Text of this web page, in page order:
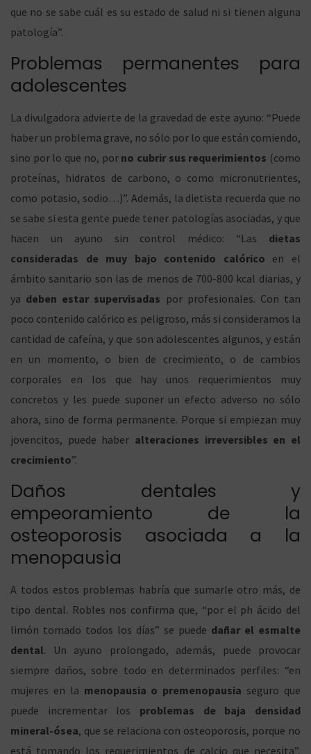
c
n
d
o
que no se sabe cuál es su estado de salud ni si tienen alguna
patología”.
Problemas permanentes para
adolescentes
La divulgadora advierte de la gravedad de este ayuno: “Puede
haber un problema grave, no sólo por lo que están comiendo,
sino por lo que no, por no cubrir sus requerimientos (como
proteínas, hidratos de carbono, o como micronutrientes,
como potasio, sodio…)”. Además, la dietista recuerda que no
se sabe si esta gente puede tener patologías asociadas, y que
hacen un ayuno sin control médico: “Las dietas
consideradas de muy bajo contenido calórico en el
ámbito sanitario son las de menos de 700-800 kcal diarias, y
ya deben estar supervisadas por profesionales. Con tan
poco contenido calórico es peligroso, más si consideramos la
cantidad de cafeína, y que son adolescentes algunos, y están
en un momento, o bien de crecimiento, o de cambios
corporales en los que hay unos requerimientos muy
concretos y les puede suponer un efecto adverso no sólo
ahora, sino de forma permanente. Porque si empiezan muy
jovencitos, puede haber alteraciones irreversibles en el
crecimiento”.
Daños dentales y
empeoramiento de la
osteoporosis asociada a la
menopausia
A todos estos problemas habría que sumarle otro más, de
tipo dental. Robles nos confirma que, “por el ph ácido del
limón tomado todos los días” se puede dañar el esmalte
dental. Un ayuno prolongado, además, puede provocar
siempre daños, sobre todo en determinados perfiles: “en
mujeres en la menopausia o premenopausia seguro que
puede incrementar los problemas de baja densidad
mineral-ósea, que se relaciona con osteoporosis, porque no
está tomando los requerimientos de calcio que necesita”,